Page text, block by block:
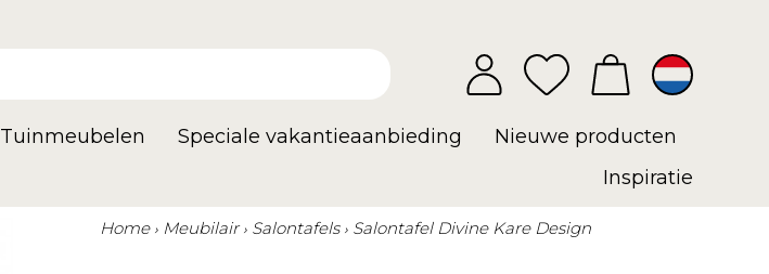
Tuinmeubelen Speciale vakantieaanbieding
Nieuwe producten
Inspiratie
Home Meubilair Salontafels Salontafel Divine Kare Design